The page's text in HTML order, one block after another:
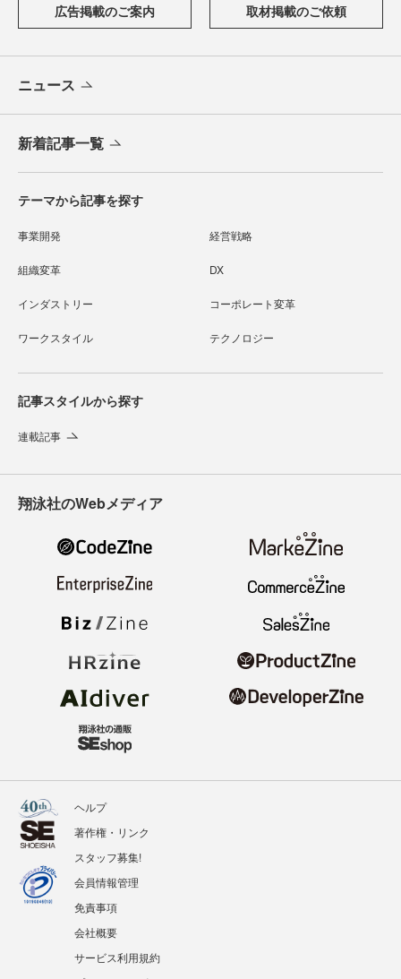
広告掲載のご案内 取材掲載のご依頼
ニュース
新着記事一覧
テーマから記事を探す
事業開発 経営戦略
組織変革 DX
インダストリー コーポレート変革
ワークスタイル テクノロジー
記事スタイルから探す
連載記事
翔泳社のWebメディア
ヘルプ
著作権・リンク
スタッフ募集!
会員情報管理
免責事項
会社概要
サービス利用規約